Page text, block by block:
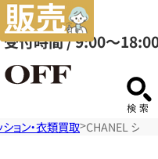
ヤ
ル
0120604117
受付時間 / 9:00～
サ
ション・衣類買取 CHANEL シャ